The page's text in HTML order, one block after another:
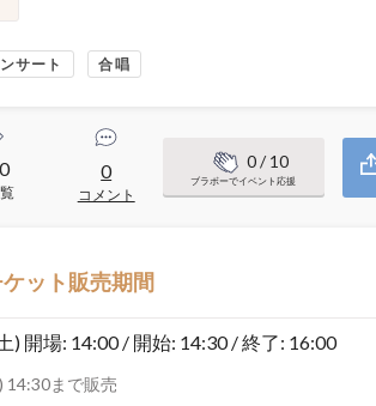
サート 合唱
0
コメント
0/ 10
ブラボーでイベント応援
ット販売期間
) 開場: 14:00 / 開始: 14:30 / 終了: 16:00
14:30まで販売